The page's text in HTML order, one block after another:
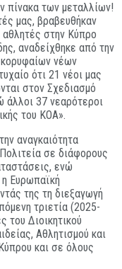
πίνακα των μεταλλίων!
μας, βραβευθήκαν
στην Κύπρο
αναδείχθηκε από την
νέων
ότι 21 νέοι μας
στον Σχεδιασμό
37 νεαρότεροι
του ΚΟΑ».
αναγκαιότητα
σε διάφορους
ενώ
Ευρωπαϊκή
της τη διεξαγωγή
τριετία (2025-
του Διοικητικού
Αθλητισμού και
και σε όλους